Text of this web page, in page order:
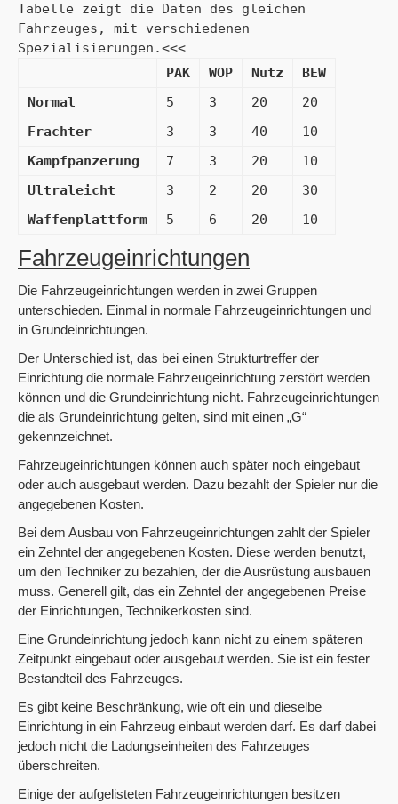
Tabelle zeigt die Daten des gleichen
Fahrzeuges, mit verschiedenen
Spezialisierungen.<<<
PAK
WOP Nutz
BEW
Normal
5 3 20
20
Frachter
3 3 40
10
Kampfpanzerung
7 3 20
10
Ultraleicht
3 2 20
30
Waffenplattform
5 6 20 10
Fahrzeugeinrichtungen
Die Fahrzeugeinrichtungen werden in zwei Gruppen
unterschieden. Einmal in normale Fahrzeugeinrichtungen und
in Grundeinrichtungen.
Der Unterschied ist, das bei einen Strukturtreffer der
Einrichtung die normale Fahrzeugeinrichtung zerstört werden
können und die Grundeinrichtung nicht. Fahrzeugeinrichtungen
die als Grundeinrichtung gelten, sind mit einen „G“
gekennzeichnet.
Fahrzeugeinrichtungen können auch später noch eingebaut
oder auch ausgebaut werden. Dazu bezahlt der Spieler nur die
angegebenen Kosten.
Bei dem Ausbau von Fahrzeugeinrichtungen zahlt der Spieler
ein Zehntel der angegebenen Kosten. Diese werden benutzt,
um den Techniker zu bezahlen, der die Ausrüstung ausbauen
muss. Generell gilt, das ein Zehntel der angegebenen Preise
der Einrichtungen, Technikerkosten sind.
Eine Grundeinrichtung jedoch kann nicht zu einem späteren
Zeitpunkt eingebaut oder ausgebaut werden. Sie ist ein fester
Bestandteil des Fahrzeuges.
Es gibt keine Beschränkung, wie oft ein und dieselbe
Einrichtung in ein Fahrzeug einbaut werden darf. Es darf dabei
jedoch nicht die Ladungseinheiten des Fahrzeuges
überschreiten.
Einige der aufgelisteten Fahrzeugeinrichtungen besitzen